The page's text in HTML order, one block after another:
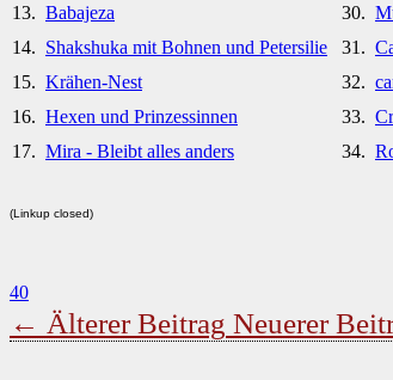
13. Babajeza 30.
14. Shakshuka mit Bohnen und Petersilie 31.
15. Krähen-Nest 32.
16. Hexen und Prinzessinnen 33.
17. Mira - Bleibt alles anders 34.
(Linkup closed)
40
← Älterer Beitrag Neuerer